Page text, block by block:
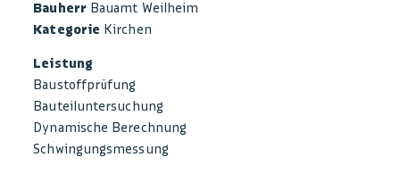
Bauherr Bauamt Weilheim
Kategorie Kirchen
Leistung
Baustoffprüfung
Bauteiluntersuchung
Dynamische Berechnung
Schwingungsmessung